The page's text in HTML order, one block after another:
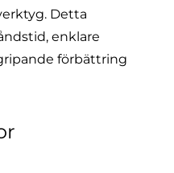
Detta
enklare
förbättring